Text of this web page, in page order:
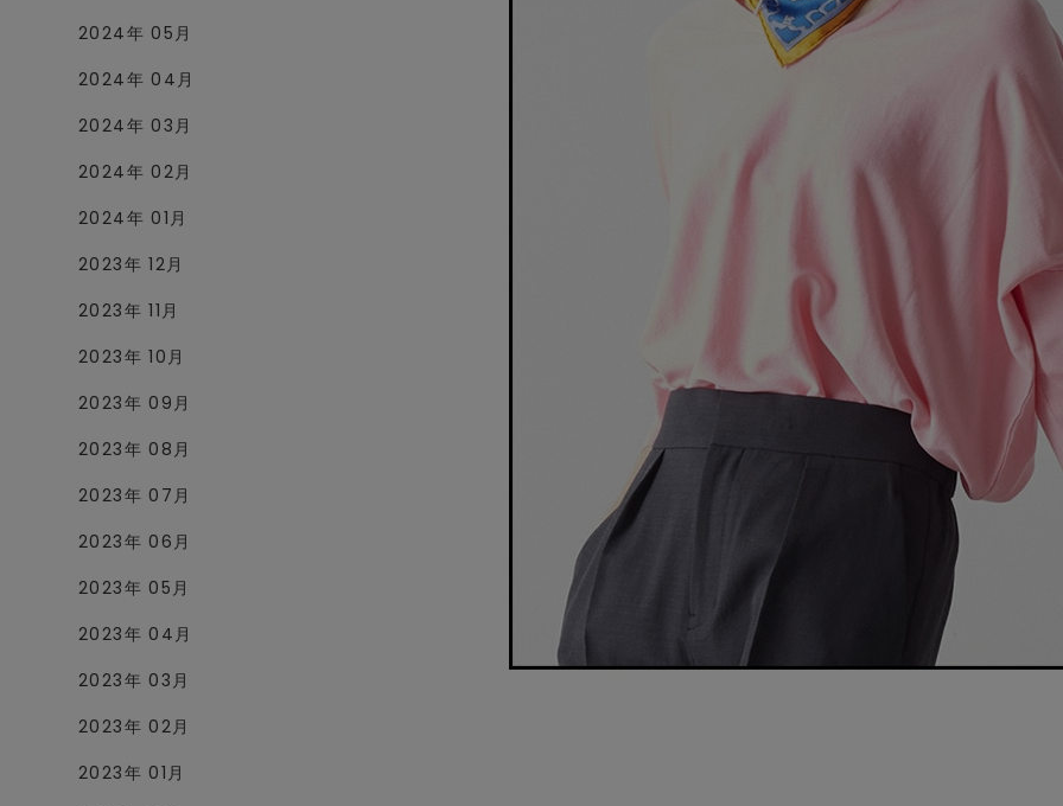
2024年 05月
2024年 04月
2024年 03月
2024年 02月
2024年 01月
2023年 12月
2023年 11月
2023年 10月
2023年 09月
2023年 08月
2023年 07月
2023年 06月
2023年 05月
2023年 04月
2023年 03月
2023年 02月
2023年 01月